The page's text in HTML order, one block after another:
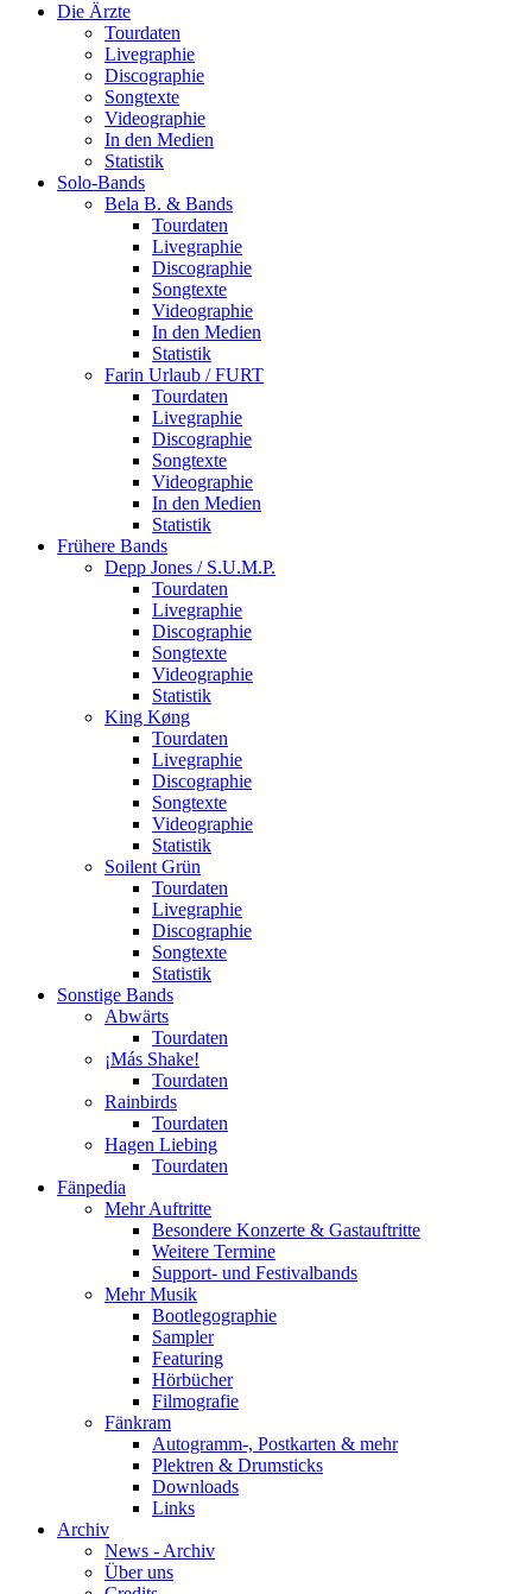
Die Ärzte
Tourdaten
Livegraphie
Discographie
Songtexte
Videographie
In den Medien
Statistik
Solo-Bands
Bela B. & Bands
Tourdaten
Livegraphie
Discographie
Songtexte
Videographie
In den Medien
Statistik
Farin Urlaub / FURT
Tourdaten
Livegraphie
Discographie
Songtexte
Videographie
In den Medien
Statistik
Frühere Bands
Depp Jones / S.U.M.P.
Tourdaten
Livegraphie
Discographie
Songtexte
Videographie
Statistik
King Køng
Tourdaten
Livegraphie
Discographie
Songtexte
Videographie
Statistik
Soilent Grün
Tourdaten
Livegraphie
Discographie
Songtexte
Statistik
Sonstige Bands
Abwärts
Tourdaten
¡Más Shake!
Tourdaten
Rainbirds
Tourdaten
Hagen Liebing
Tourdaten
Fänpedia
Mehr Auftritte
Besondere Konzerte & Gastauftritte
Weitere Termine
Support- und Festivalbands
Mehr Musik
Bootlegographie
Sampler
Featuring
Hörbücher
Filmografie
Fänkram
Autogramm-, Postkarten & mehr
Plektren & Drumsticks
Downloads
Links
Archiv
News - Archiv
Über uns